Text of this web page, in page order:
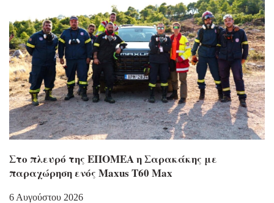
Στο πλευρό της ΕΠΟΜΕΑ η Σαρακάκης με
παραχώρηση ενός Maxus T60 Max
6 Αυγούστου 2026